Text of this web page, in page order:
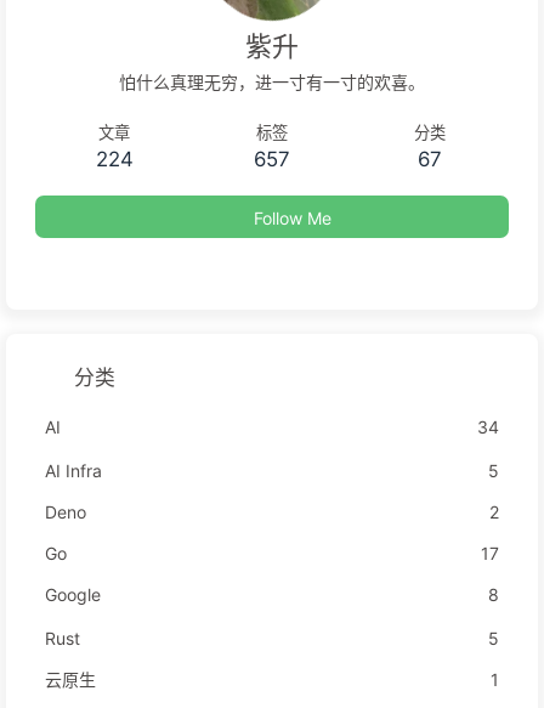
紫升
怕什么真理无穷，进一寸有一寸的欢喜。
文章
224
标签
657
分类
67
Follow Me
分类
AI 34
AI Infra
5
Deno
2
Go
17
Google
8
Rust
5
云原生
1